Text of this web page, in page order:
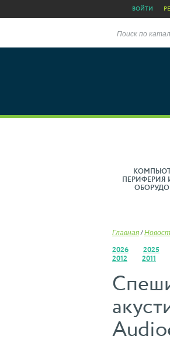
ВОЙТИ
Поиск по
ПЕРИФЕРИЯ
Главная /
2026 2025
2012
2011